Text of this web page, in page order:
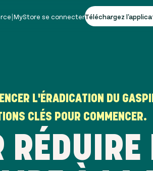
|MyStore se connecterTéléchargez
L'ÉRADICATION DU
CLÉS POUR COMMENCER.